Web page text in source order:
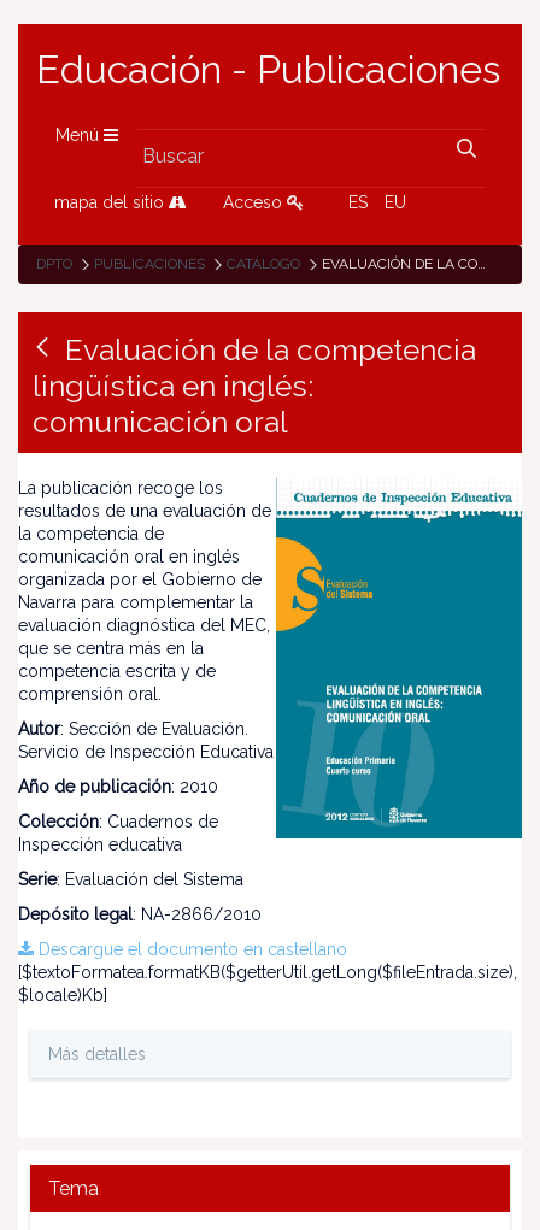
Educación - Publicaciones
Menú
mapa del sitio Acceso ES EU
DPTO PUBLICACIONES CATÁLOGO EVALUACIÓN DE LA COMPETENCIA LINGÜÍSTICA EN INGLÉS: COMUNICACIÓN ORAL
Evaluación de la competencia
lingüística en inglés:
comunicación oral
La publicación recoge los
resultados de una evaluación de
la competencia de
comunicación oral en inglés
organizada por el Gobierno de
Navarra para complementar la
evaluación diagnóstica del MEC,
que se centra más en la
competencia escrita y de
comprensión oral.
Autor: Sección de Evaluación.
Servicio de Inspección Educativa
Año de publicación: 2010
Colección: Cuadernos de
Inspección educativa
Serie: Evaluación del Sistema
Depósito legal: NA-2866/2010
Descargue el documento en castellano
[$textoFormatea.formatKB($getterUtil.getLong($fileEntrada.size),
$locale)Kb]
Más detalles
Tema